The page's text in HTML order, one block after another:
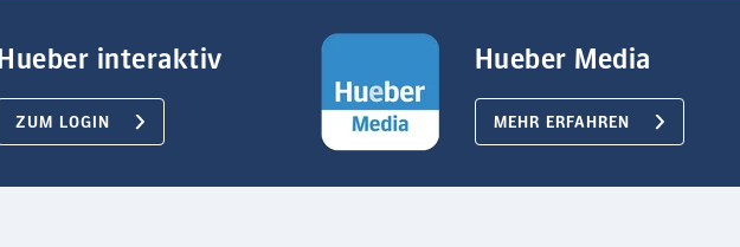
Hueber interaktiv
ZUM LOGIN
Hueber Media
MEHR ERFAHREN